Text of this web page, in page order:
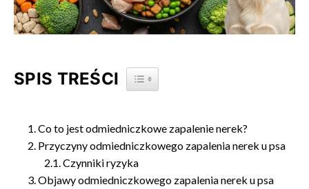
SPIS TREŚCI TOGGLE TABLE OF CONTENT
Co to jest odmiedniczkowe zapalenie nerek?
Przyczyny odmiedniczkowego zapalenia nerek u psa
Czynniki ryzyka
Objawy odmiedniczkowego zapalenia nerek u psa